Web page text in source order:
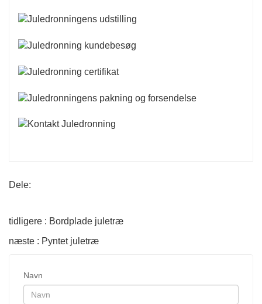
Dele:
tidligere : Bordplade juletræ
næste : Pyntet juletræ
Navn